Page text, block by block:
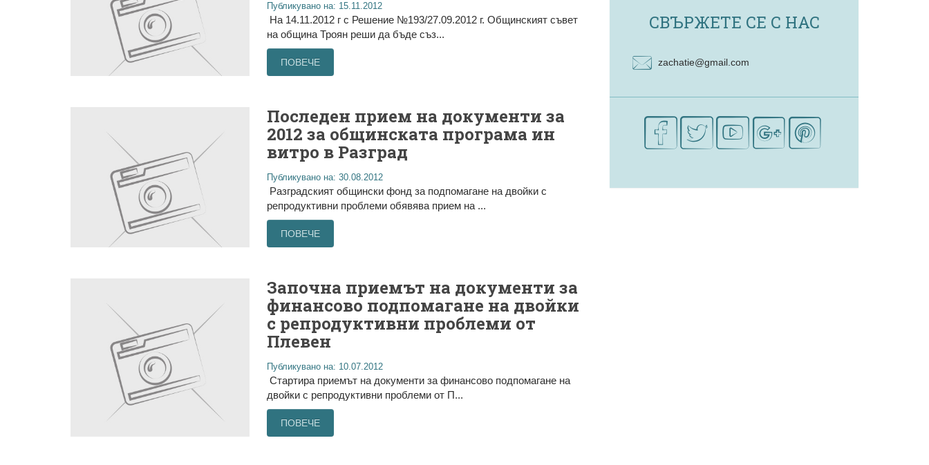
Публикувано на: 15.11.2012
На 14.11.2012 г с Решение №193/27.09.2012 г. Общинският съвет
на община Троян реши да бъде съз...
ПОВЕЧЕ
Последен прием на документи за
2012 за общинската програма ин
витро в Разград
Публикувано на: 30.08.2012
Разградският общински фонд за подпомагане на двойки с
репродуктивни проблеми обявява прием на ...
ПОВЕЧЕ
Започна приемът на документи за
финансово подпомагане на двойки
с репродуктивни проблеми от
Плевен
Публикувано на: 10.07.2012
Стартира приемът на документи за финансово подпомагане на
двойки с репродуктивни проблеми от П...
ПОВЕЧЕ
СВЪРЖЕТЕ СЕ С НАС
zachatie@gmail.com